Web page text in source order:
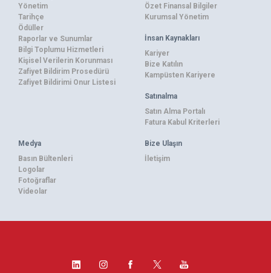
Yönetim
Tarihçe
Ödüller
Raporlar ve Sunumlar
Bilgi Toplumu Hizmetleri
Kişisel Verilerin Korunması
Zafiyet Bildirim Prosedürü
Zafiyet Bildirimi Onur Listesi
Özet Finansal Bilgiler
Kurumsal Yönetim
İnsan Kaynakları
Kariyer
Bize Katılın
Kampüsten Kariyere
Satınalma
Satın Alma Portalı
Fatura Kabul Kriterleri
Medya
Basın Bültenleri
Logolar
Fotoğraflar
Videolar
Bize Ulaşın
İletişim